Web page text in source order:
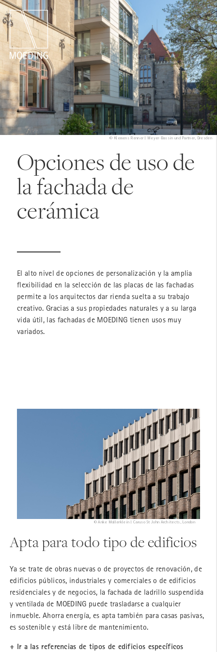
menú
© Klemens Renner | Meyer-Bassin und Partner, Dresden
Opciones de uso de
la fachada de
cerámica
El alto nivel de opciones de personalización y la amplia
flexibilidad en la selección de las placas de las fachadas
permite a los arquitectos dar rienda suelta a su trabajo
creativo. Gracias a sus propiedades naturales y a su larga
vida útil, las fachadas de MOEDING tienen usos muy
variados.
© Anke Müllerklein | Caruso St John Architects, London
Apta para todo tipo de edificios
Ya se trate de obras nuevas o de proyectos de renovación, de
edificios públicos, industriales y comerciales o de edificios
residenciales y de negocios, la fachada de ladrillo suspendida
y ventilada de MOEDING puede trasladarse a cualquier
inmueble. Ahorra energía, es apta también para casas pasivas,
es sostenible y está libre de mantenimiento.
+ Ir a las referencias de tipos de edificios específicos